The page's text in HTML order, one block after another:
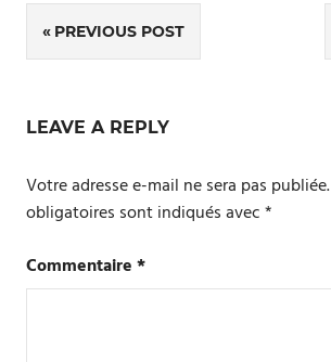
Navigation
de
l’article
PREVIOUS POST
LEAVE A REPLY
Votre adresse e-mail ne sera pas publiée.
obligatoires sont indiqués avec*
Commentaire*